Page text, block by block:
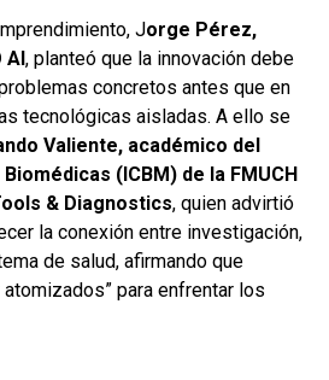
Jorge Pérez,
AI, planteó que la innovación debe
concretos antes que en
tecnológicas aisladas. A ello se
Valiente, académico del
(ICBM) de la FMUCH
& Diagnostics, quien advirtió
la conexión entre investigación,
de salud, afirmando que
para enfrentar los